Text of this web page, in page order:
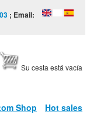
; Email:
Su cesta está vacía
Shop Hot sales